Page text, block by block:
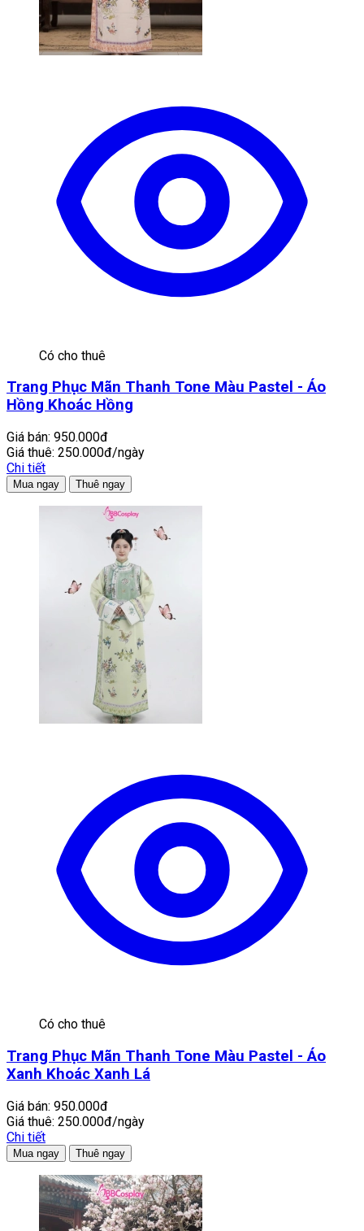
Có cho thuê
Trang Phục Mãn Thanh Tone Màu Pastel - Áo
Hồng Khoác Hồng
Giá bán: 950.000đ
Giá thuê: 250.000đ/ngày
Chi tiết
Mua ngay Thuê ngay
Có cho thuê
Trang Phục Mãn Thanh Tone Màu Pastel - Áo
Xanh Khoác Xanh Lá
Giá bán: 950.000đ
Giá thuê: 250.000đ/ngày
Chi tiết
Mua ngay Thuê ngay